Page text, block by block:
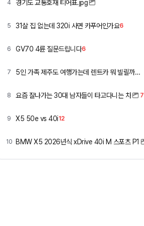
4 경기도 교통호재 티어표.jpg
5 31살 집 없는데 320i 사면 카푸어인가요6
6 GV70 4륜 질문드립니다6
7 5인 가족 제주도 여행가는데 렌트카 뭐 빌릴까요 ㅎ
8 요즘 잘나가는 30대 남자들이 타고다니는 차 7
9 X5 50e vs 40i12
10 BMW X5 2026년식 xDrive 40i M 스포츠 P1